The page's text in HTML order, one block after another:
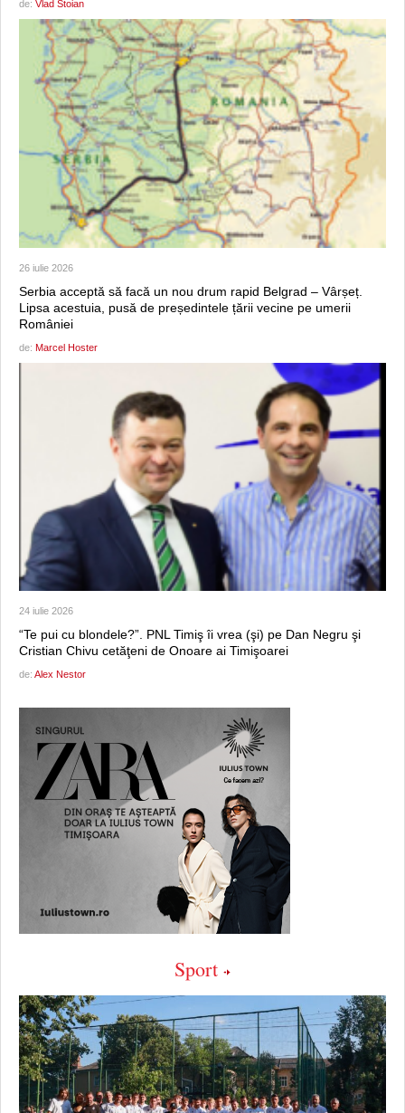
de: Vlad Stoian
26 iulie 2026
Serbia acceptă să facă un nou drum rapid Belgrad – Vârșeț.
Lipsa acestuia, pusă de președintele țării vecine pe umerii
României
de: Marcel Hoster
24 iulie 2026
“Te pui cu blondele?”. PNL Timiş îi vrea (şi) pe Dan Negru şi
Cristian Chivu cetăţeni de Onoare ai Timişoarei
de: Alex Nestor
Sport